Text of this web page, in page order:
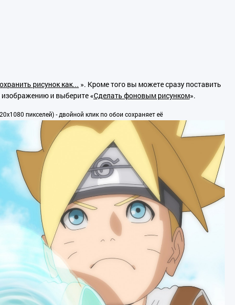
рисунок как... ». Кроме того вы можете сразу поставить
и выберите «Сделать фоновым рисунком».
пикселей) - двойной клик по обои сохраняет её